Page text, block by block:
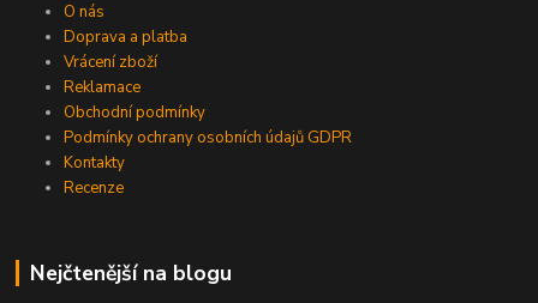
O nás
Doprava a platba
Vrácení zboží
Reklamace
Obchodní podmínky
Podmínky ochrany osobních údajů GDPR
Kontakty
Recenze
Nejčtenější na blogu